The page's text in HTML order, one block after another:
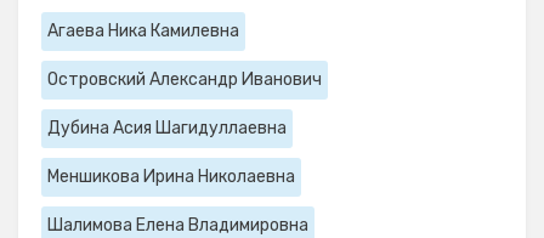
Агаева Ника Камилевна
Островский Александр Иванович
Дубина Асия Шагидуллаевна
Меншикова Ирина Николаевна
Шалимова Елена Владимировна